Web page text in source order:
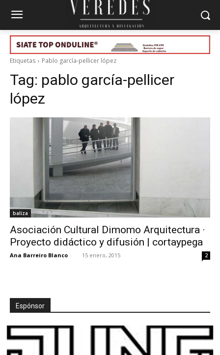
Etiquetas Pablo garcía-pellicer lópez
Tag: pablo garcía-pellicer
lópez
baliza
Asociación Cultural Dimomo Arquitectura ·
Proyecto didáctico y difusión | cortaypega
Ana Barreiro Blanco - 15 enero, 2015 2
Espónsor